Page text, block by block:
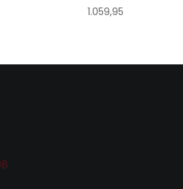
1.059,95